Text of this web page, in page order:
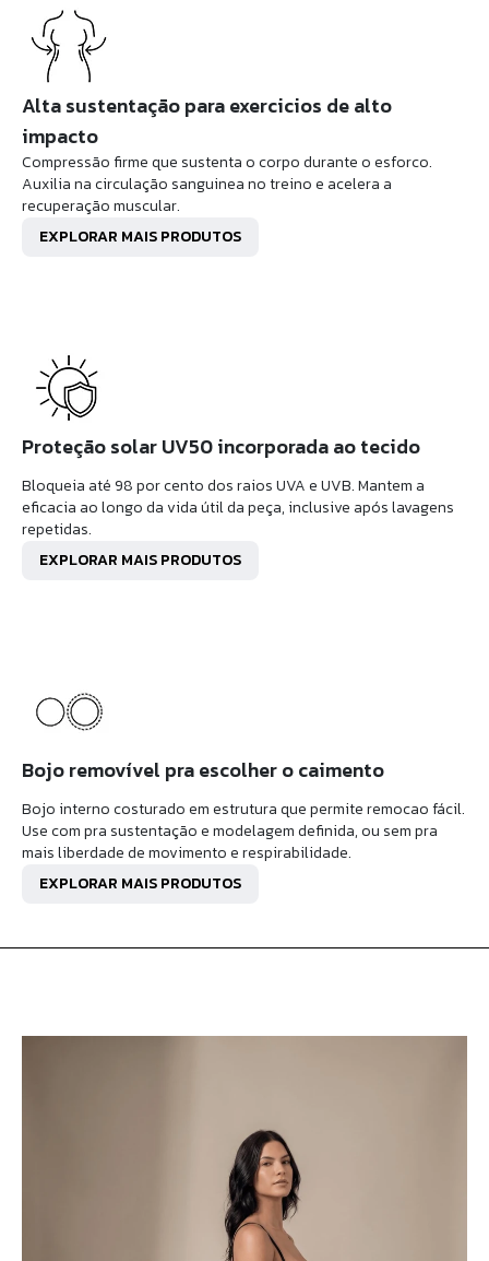
Alta sustentação para exercicios de alto
impacto
Compressão firme que sustenta o corpo durante o esforco.
Auxilia na circulação sanguinea no treino e acelera a
recuperação muscular.
EXPLORAR MAIS PRODUTOS
Proteção solar UV50 incorporada ao tecido
Bloqueia até 98 por cento dos raios UVA e UVB. Mantem a
eficacia ao longo da vida útil da peça, inclusive após lavagens
repetidas.
EXPLORAR MAIS PRODUTOS
Bojo removível pra escolher o caimento
Bojo interno costurado em estrutura que permite remocao fácil.
Use com pra sustentação e modelagem definida, ou sem pra
mais liberdade de movimento e respirabilidade.
EXPLORAR MAIS PRODUTOS